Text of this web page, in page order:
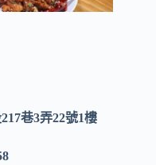
巷3弄22號1樓